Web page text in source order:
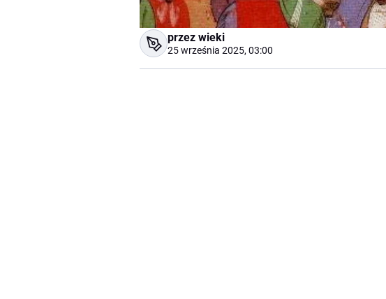
przez wieki
25 września 2025, 03:00